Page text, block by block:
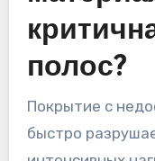
полос?
Покрытие с
быстро